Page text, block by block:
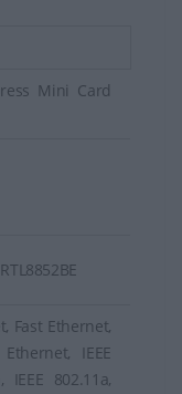
Mini Card
Fast Ethernet,
IEEE
IEEE 802.11a,